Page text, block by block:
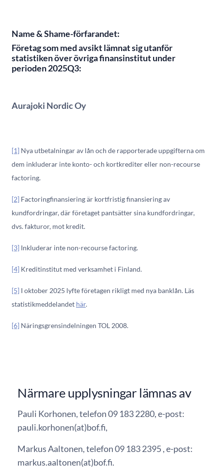
Name & Shame-förfarandet:
Företag som med avsikt lämnat sig utanför
statistiken över övriga finansinstitut under
perioden 2025Q3:
Aurajoki Nordic Oy
[1] Nya utbetalningar av lån och de rapporterade uppgifterna om
dem inkluderar inte konto- och kortkrediter eller non-recourse
factoring.
[2] Factoringfinansiering är kortfristig finansiering av
kundfordringar, där företaget pantsätter sina kundfordringar,
dvs. fakturor, mot kredit.
[3] Inkluderar inte non-recourse factoring.
[4] Kreditinstitut med verksamhet i Finland.
[5] I oktober 2025 lyfte företagen rikligt med nya banklån. Läs
statistikmeddelandet här.
[6] Näringsgrensindelningen TOL 2008.
Närmare upplysningar lämnas av
Pauli Korhonen, telefon 09 183 2280, e-post:
pauli.korhonen(at)bof.fi,
Markus Aaltonen, telefon 09 183 2395 , e-post:
markus.aaltonen(at)bof.fi.